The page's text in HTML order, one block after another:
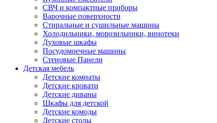
СВЧ и компактные приборы
Варочные поверхности
Стиральные и сушильные машины
Холодильники, морозильники, винотеки
Духовые шкафы
Посудомоечные машины
Стеновые Панели
Детская мебель
Детские комнаты
Детские кровати
Детские диваны
Шкафы для детской
Детские комоды
Детские столы